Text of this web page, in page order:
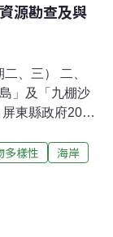
源勘查及與
、三） 二、
」及「九棚沙
東縣政府205
感、資源豐
競爭衝突的地
處保護區，以
沿海保護區曾
多樣性
海岸